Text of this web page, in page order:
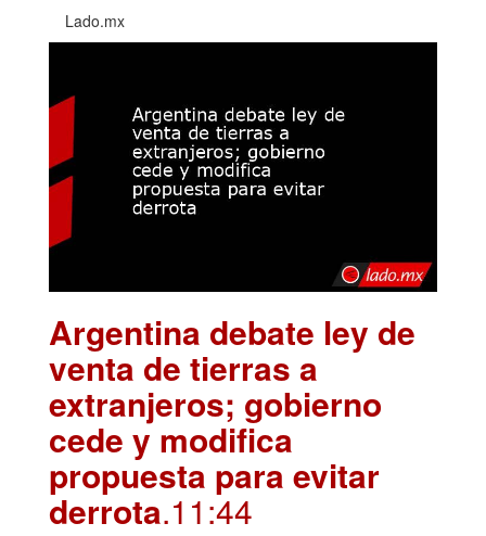
Lado.mx
Argentina debate ley de
venta de tierras a
extranjeros; gobierno
cede y modifica
propuesta para evitar
derrota.11:44